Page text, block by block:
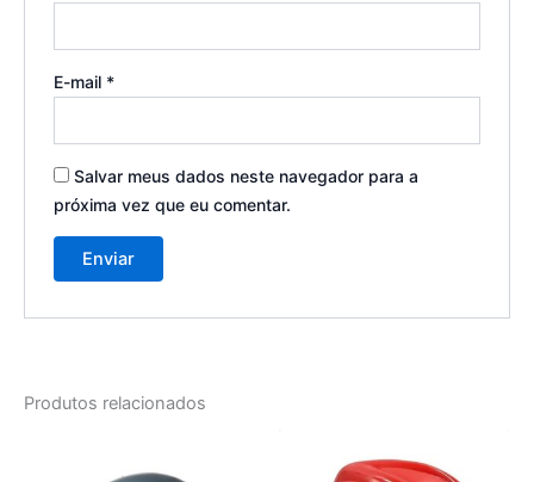
E-mail *
Salvar meus dados neste navegador para a
próxima vez que eu comentar.
Produtos relacionados